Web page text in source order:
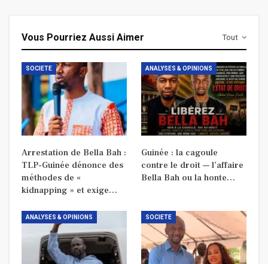
Tout
Vous Pourriez Aussi Aimer
SOCIETE
Arrestation de Bella Bah :
TLP-Guinée dénonce des
méthodes de «
kidnapping » et exige…
ANALYSES & OPINIONS
Guinée : la cagoule
contre le droit — l’affaire
Bella Bah ou la honte…
ANALYSES & OPINIONS SOCIETE